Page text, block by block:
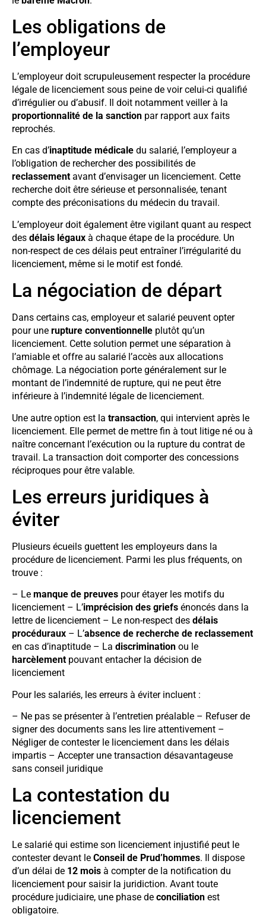
Les obligations de
l’employeur
L’employeur doit scrupuleusement respecter la procédure
légale de licenciement sous peine de voir celui-ci qualifié
d’irrégulier ou d’abusif. Il doit notamment veiller à la
proportionnalité de la sanction par rapport aux faits
reprochés.
En cas d’inaptitude médicale du salarié, l’employeur a
l’obligation de rechercher des possibilités de
reclassement avant d’envisager un licenciement. Cette
recherche doit être sérieuse et personnalisée, tenant
compte des préconisations du médecin du travail.
L’employeur doit également être vigilant quant au respect
des délais légaux à chaque étape de la procédure. Un
non-respect de ces délais peut entraîner l’irrégularité du
licenciement, même si le motif est fondé.
La négociation de départ
Dans certains cas, employeur et salarié peuvent opter
pour une rupture conventionnelle plutôt qu’un
licenciement. Cette solution permet une séparation à
l’amiable et offre au salarié l’accès aux allocations
chômage. La négociation porte généralement sur le
montant de l’indemnité de rupture, qui ne peut être
inférieure à l’indemnité légale de licenciement.
Une autre option est la transaction, qui intervient après le
licenciement. Elle permet de mettre fin à tout litige né ou à
naître concernant l’exécution ou la rupture du contrat de
travail. La transaction doit comporter des concessions
réciproques pour être valable.
Les erreurs juridiques à
éviter
Plusieurs écueils guettent les employeurs dans la
procédure de licenciement. Parmi les plus fréquents, on
trouve :
– Le manque de preuves pour étayer les motifs du
licenciement – L’imprécision des griefs énoncés dans la
lettre de licenciement – Le non-respect des délais
procéduraux – L’absence de recherche de reclassement
en cas d’inaptitude – La discrimination ou le
harcèlement pouvant entacher la décision de
licenciement
Pour les salariés, les erreurs à éviter incluent :
– Ne pas se présenter à l’entretien préalable – Refuser de
signer des documents sans les lire attentivement –
Négliger de contester le licenciement dans les délais
impartis – Accepter une transaction désavantageuse
sans conseil juridique
La contestation du
licenciement
Le salarié qui estime son licenciement injustifié peut le
contester devant le Conseil de Prud’hommes. Il dispose
d’un délai de 12 mois à compter de la notification du
licenciement pour saisir la juridiction. Avant toute
procédure judiciaire, une phase de conciliation est
obligatoire.